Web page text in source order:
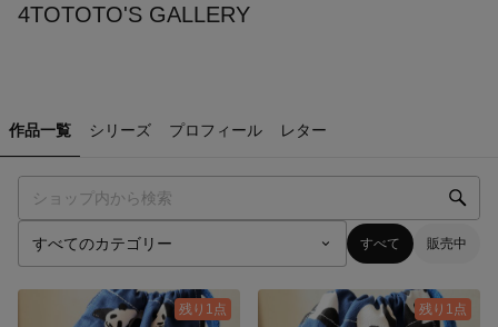
4TOTOTO'S GALLERY
作品一覧 シリーズ プロフィール レター
すべて 販売中
残り1点 残り1点